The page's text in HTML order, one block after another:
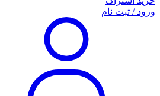
ورود / ثبت نام